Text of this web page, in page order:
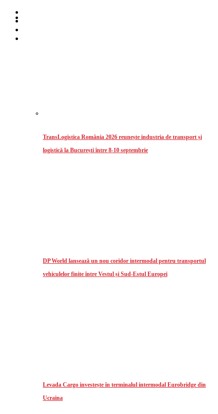
TransLogistica România 2026 reunește industria de transport și
logistică la București între 8-10 septembrie
DP World lansează un nou coridor intermodal pentru transportul
vehiculelor finite între Vestul și Sud-Estul Europei
Levada Cargo investește în terminalul intermodal Eurobridge din
Ucraina